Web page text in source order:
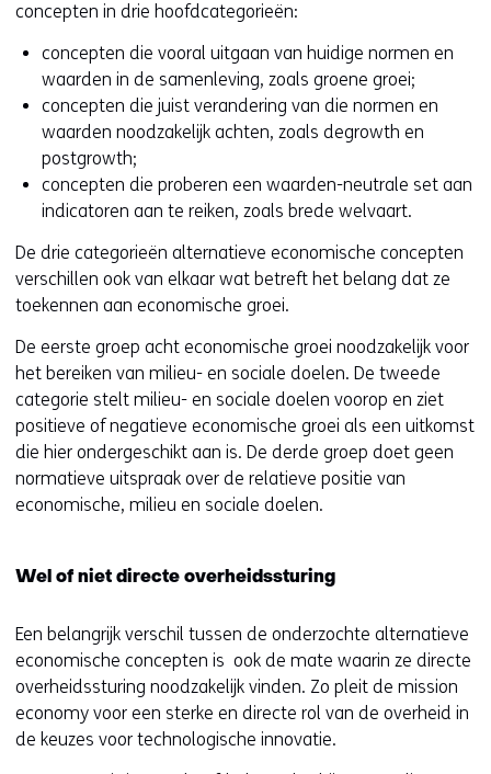
concepten in drie hoofdcategorieën:
concepten die vooral uitgaan van huidige normen en
waarden in de samenleving, zoals groene groei;
concepten die juist verandering van die normen en
waarden noodzakelijk achten, zoals degrowth en
postgrowth;
concepten die proberen een waarden-neutrale set aan
indicatoren aan te reiken, zoals brede welvaart.
De drie categorieën alternatieve economische concepten
verschillen ook van elkaar wat betreft het belang dat ze
toekennen aan economische groei.
De eerste groep acht economische groei noodzakelijk voor
het bereiken van milieu- en sociale doelen. De tweede
categorie stelt milieu- en sociale doelen voorop en ziet
positieve of negatieve economische groei als een uitkomst
die hier ondergeschikt aan is. De derde groep doet geen
normatieve uitspraak over de relatieve positie van
economische, milieu en sociale doelen.
Wel of niet directe overheidssturing
Een belangrijk verschil tussen de onderzochte alternatieve
economische concepten is ook de mate waarin ze directe
overheidssturing noodzakelijk vinden. Zo pleit de mission
economy voor een sterke en directe rol van de overheid in
de keuzes voor technologische innovatie.